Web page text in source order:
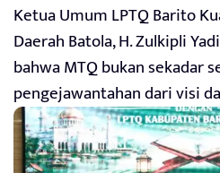
Ketua Umum LPTQ Barito
Daerah Batola, H. Zulkipli
bahwa MTQ bukan sekadar
pengejawantahan dari visi